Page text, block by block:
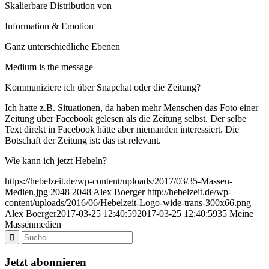
Skalierbare Distribution von
Information & Emotion
Ganz unterschiedliche Ebenen
Medium is the message
Kommuniziere ich über Snapchat oder die Zeitung?
Ich hatte z.B. Situationen, da haben mehr Menschen das Foto einer
Zeitung über Facebook gelesen als die Zeitung selbst. Der selbe
Text direkt in Facebook hätte aber niemanden interessiert. Die
Botschaft der Zeitung ist: das ist relevant.
Wie kann ich jetzt Hebeln?
https://hebelzeit.de/wp-content/uploads/2017/03/35-Massen-
Medien.jpg 2048 2048 Alex Boerger http://hebelzeit.de/wp-
content/uploads/2016/06/Hebelzeit-Logo-wide-trans-300x66.png
Alex Boerger2017-03-25 12:40:592017-03-25 12:40:5935 Meine
Massenmedien
Jetzt abonnieren